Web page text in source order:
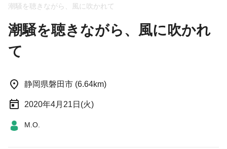
潮騒を聴きながら、風に吹かれて
潮騒を聴きながら、風に吹かれ
て
静岡県磐田市 (6.64km)
2020年4月21日(火)
M.O.